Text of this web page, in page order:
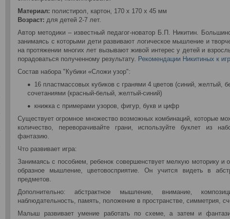
Материал: полистирол, картон, 170 х 170 х 45 мм
Возраст: для детей 2-7 лет.
Автор методики – известный педагог-новатор Б.П. Никитин.
занимаясь с которыми дети развивают логическое мышление и
на протяжении многих лет вызывают живой интерес у детей и
порадоваться полученному результату. Рекомендации Никитиных к
Состав набора "Кубики «Сложи узор":
16 пластмассовых кубиков с гранями 4 цветов (синий, желтый,
сочетаниями (красный-белый, желтый-синий)
книжка с примерами узоров, фигур, букв и цифр
Существует огромное множество возможных комбинаций, которые
количество, переворачивайте грани, используйте буклет из
фантазию.
Что развивает игра:
Занимаясь с пособием, ребенок совершенствует мелкую моторику и
образное мышление, цветовосприятие. Он учится видеть в
предметов.
Дополнительно: абстрактное мышление, внимание,
наблюдательность, память, положение в пространстве, симметрия,
Малыш развивает умение работать по схеме, а затем и